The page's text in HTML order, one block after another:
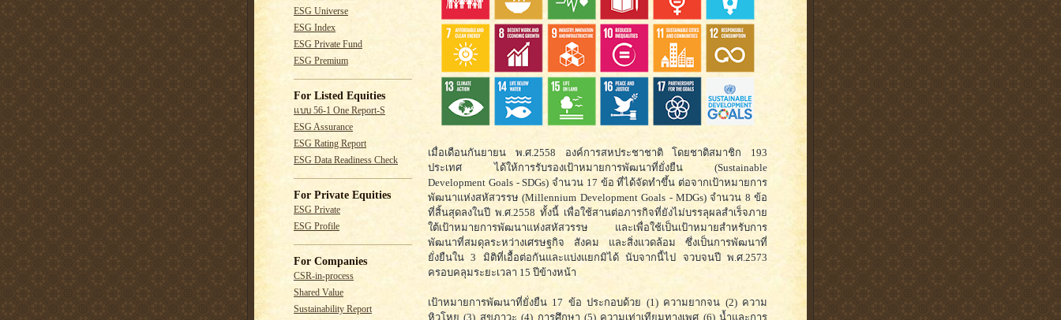
ESG Universe
ESG Index
ESG Private Fund
ESG Premium
For Listed Equities
แบบ 56-1 One Report-S
ESG Assurance
ESG Rating Report
ESG Data Readiness Check
For Private Equities
ESG Private
ESG Profile
For Companies
CSR-in-process
Shared Value
Sustainability Report
เมื่อเดือนกันยายน พ.ศ.2558 องค์การสหประชาชาติ โดยชาติสมาชิก 193
ประเทศ ได้ให้การรับรองเป้าหมายการพัฒนาที่ยั่งยืน (Sustainable
Development Goals - SDGs) จำนวน 17 ข้อ ที่ได้จัดทำขึ้น ต่อจากเป้าหมายการ
พัฒนาแห่งสหัสวรรษ (Millennium Development Goals - MDGs) จำนวน 8 ข้อ
ที่สิ้นสุดลงในปี พ.ศ.2558 ทั้งนี้ เพื่อใช้สานต่อภารกิจที่ยังไม่บรรลุผลสำเร็จภาย
ใต้เป้าหมายการพัฒนาแห่งสหัสวรรษ และเพื่อใช้เป็นเป้าหมายสำหรับการ
พัฒนาที่สมดุลระหว่างเศรษฐกิจ สังคม และสิ่งแวดล้อม ซึ่งเป็นการพัฒนาที่
ยั่งยืนใน 3 มิติที่เอื้อต่อกันและแบ่งแยกมิได้ นับจากนี้ไป จวบจนปี พ.ศ.2573
ครอบคลุมระยะเวลา 15 ปีข้างหน้า
เป้าหมายการพัฒนาที่ยั่งยืน 17 ข้อ ประกอบด้วย (1) ความยากจน (2) ความ
หิวโหย (3) สุขภาวะ (4) การศึกษา (5) ความเท่าเทียมทางเพศ (6) น้ำและการ